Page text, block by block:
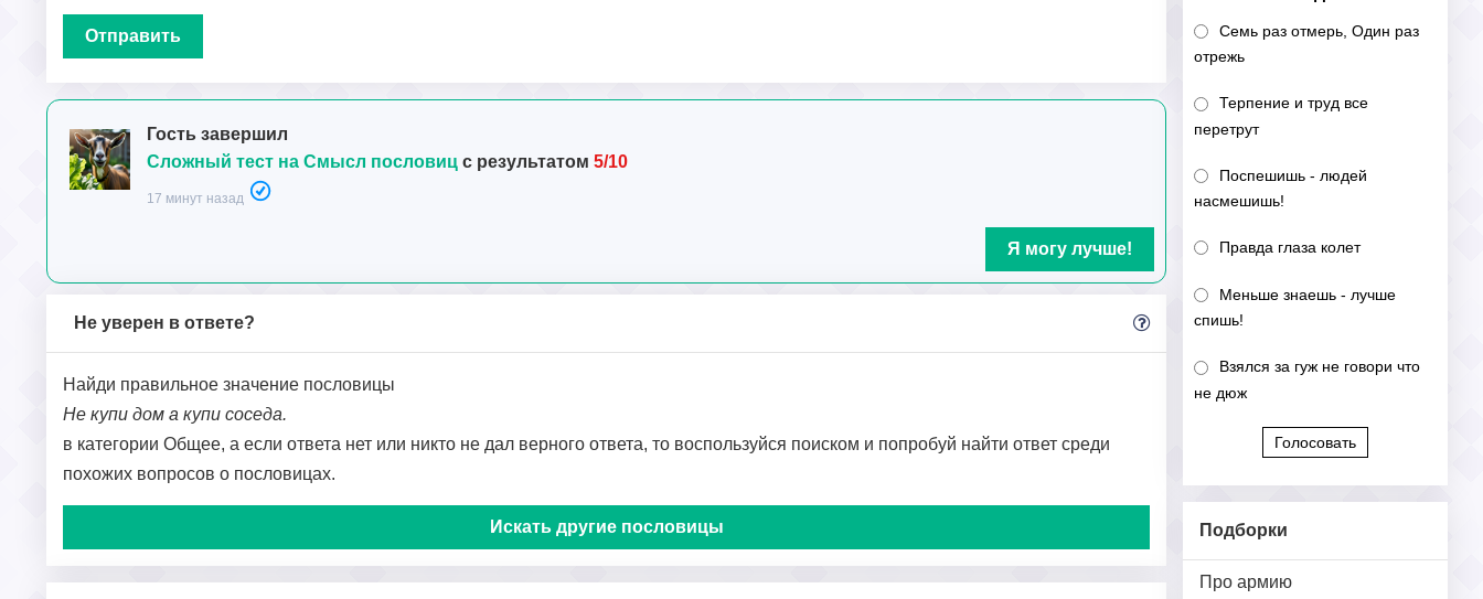
Семь раз отмерь, Один раз
отрежь
Терпение и труд все
перетрут
Поспешишь - людей
насмешишь!
Правда глаза колет
Меньше знаешь - лучше
спишь!
Взялся за гуж не говори что
не дюж
Голосовать
Подборки
Про армию
Гость завершил
Сложный тест на Смысл пословиц с результатом 5/10
17 минут назад
Я могу лучше!
Не уверен в ответе?
Найди правильное значение пословицы
Не купи дом а купи соседа.
в категории Общее, а если ответа нет или никто не дал верного ответа, то воспользуйся поиском и попробуй найти ответ среди
похожих вопросов о пословицах.
Искать другие пословицы